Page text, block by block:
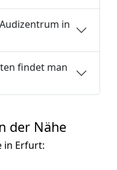
in
findet man
der Nähe
in Erfurt: